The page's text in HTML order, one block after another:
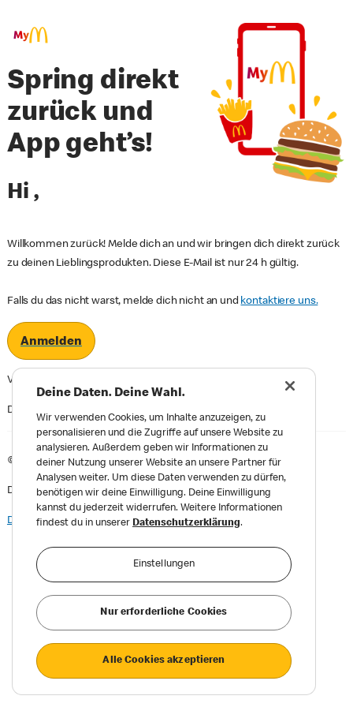
Spring direkt
zurück und
App geht’s!
Hi ,
Willkommen zurück! Melde dich an und wir bringen dich direkt zurück
zu deinen Lieblingsprodukten. Diese E-Mail ist nur 24 h gültig.
Falls du das nicht warst, melde dich nicht an und kontaktiere uns.
Anmelden
Viel Spaß!
Dein McDonald's Team
© McDonald's. Alle Rechte vorbehalten.
Du hast Fragen? Nutze bitte unseren Chatbotals Kontakt.
Datenschutz |Impressum und AGB
Deine Daten. Deine Wahl.
Wir verwenden Cookies, um Inhalte anzuzeigen, zu
personalisieren und die Zugriffe auf unsere Website zu
analysieren. Außerdem geben wir Informationen zu
deiner Nutzung unserer Website an unsere Partner für
Analysen weiter. Um diese Daten verwenden zu dürfen,
benötigen wir deine Einwilligung. Deine Einwilligung
kannst du jederzeit widerrufen. Weitere Informationen
findest du in unserer Datenschutzerklärung.
Einstellungen
Nur erforderliche Cookies
Alle Cookies akzeptieren